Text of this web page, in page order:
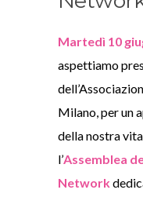
Martedì 10
aspettiamo
Milano, per un
della nostra
l’Assemblea
Network